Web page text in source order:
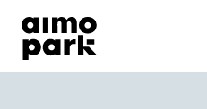
Hitta parkering
Samarbete
Kundservice